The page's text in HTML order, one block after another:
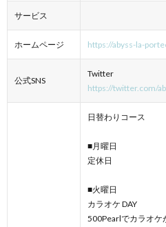
サービス
ホームページ https://abyss-la-
公式SNS
Twitter
https://twitter.com/
日替わりコース
■月曜日
定休日
■火曜日
カラオケ DAY
500Pearlでカラオケ